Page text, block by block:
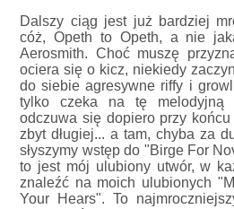
Dalszy ciąg jest już bardziej
cóż, Opeth to Opeth, a nie
Aerosmith. Choć muszę
ociera się o kicz, niekiedy
do siebie agresywne riffy i
tylko czeka na tę melodyjną
odczuwa się dopiero przy końcu
zbyt długiej... a tam, chyba za
słyszymy wstęp do "Birge For
to jest mój ulubiony utwór, w
znaleźć na moich ulubionych
Your Hears". To